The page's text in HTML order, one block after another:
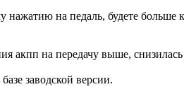
нажатию на педаль, будете больше
акпп на передачу выше, снизилась
заводской версии.